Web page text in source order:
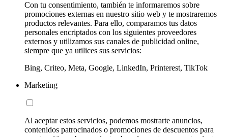
Con tu consentimiento, también te informaremos sobre
promociones externas en nuestro sitio web y te mostraremos
productos relevantes. Para ello, comparamos tus datos
personales encriptados con los siguientes proveedores
externos y utilizamos sus canales de publicidad online,
siempre que ya utilices sus servicios:
Bing, Criteo, Meta, Google, LinkedIn, Printerest, TikTok
Marketing
Al aceptar estos servicios, podemos mostrarte anuncios,
contenidos patrocinados o promociones de descuentos para